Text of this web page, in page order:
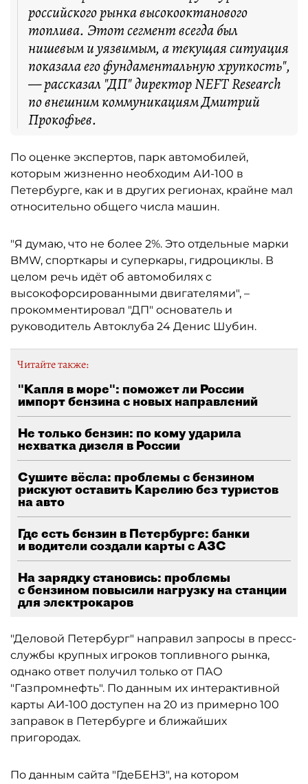
российского рынка высокооктанового
топлива. Этот сегмент всегда был
нишевым и уязвимым, а текущая ситуация
показала его фундаментальную хрупкость",
— рассказал "ДП" директор NEFT Research
по внешним коммуникациям Дмитрий
Прокофьев.
По оценке экспертов, парк автомобилей,
которым жизненно необходим АИ-100 в
Петербурге, как и в других регионах, крайне мал
относительно общего числа машин.
"Я думаю, что не более 2%. Это отдельные марки
BMW, спорткары и суперкары, гидроциклы. В
целом речь идёт об автомобилях с
высокофорсированными двигателями", –
прокомментировал "ДП" основатель и
руководитель Автоклуба 24 Денис Шубин.
Читайте также:
"Капля в море": поможет ли России
импорт бензина с новых направлений
Не только бензин: по кому ударила
нехватка дизеля в России
Сушите вёсла: проблемы с бензином
рискуют оставить Карелию без туристов
на авто
Где есть бензин в Петербурге: банки
и водители создали карты с АЗС
На зарядку становись: проблемы
с бензином повысили нагрузку на станции
для электрокаров
"Деловой Петербург" направил запросы в пресс-
службы крупных игроков топливного рынка,
однако ответ получил только от ПАО
"Газпромнефть". По данным их интерактивной
карты АИ-100 доступен на 20 из примерно 100
заправок в Петербурге и ближайших
пригородах.
По данным сайта "ГдеБЕНЗ", на котором